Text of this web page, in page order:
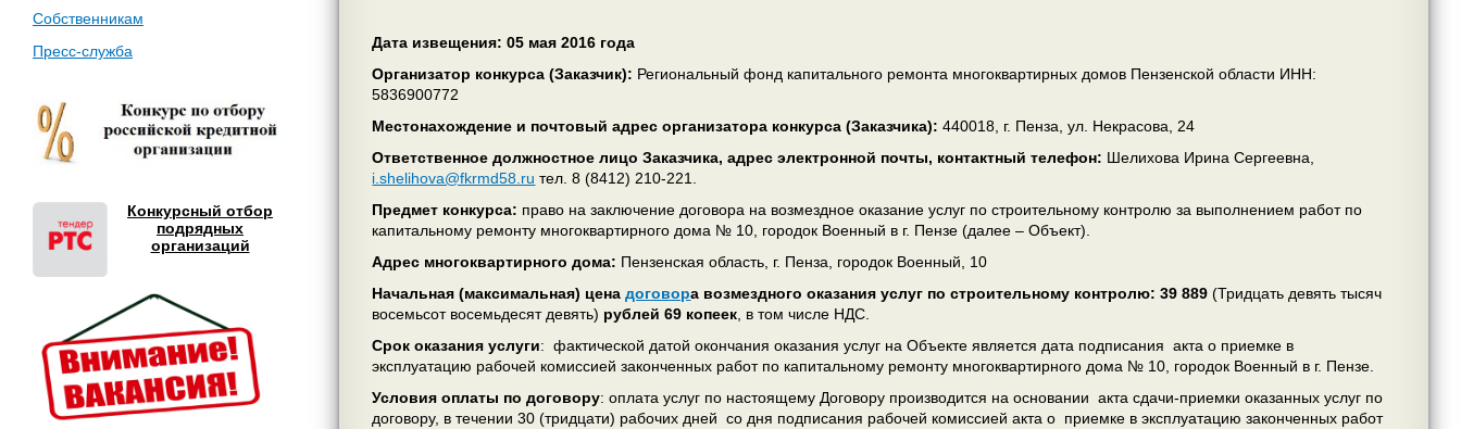
Собственникам
Пресс-служба
Конкурсный отбор
подрядных
организаций
Дата извещения: 05 мая 2016 года
Организатор конкурса (Заказчик): Региональный фонд капитального ремонта многоквартирных домов Пензенской области ИНН:
5836900772
Местонахождение и почтовый адрес организатора конкурса (Заказчика): 440018, г. Пенза, ул. Некрасова, 24
Ответственное должностное лицо Заказчика, адрес электронной почты, контактный телефон: Шелихова Ирина Сергеевна,
i.shelihova@fkrmd58.ru тел. 8 (8412) 210-221.
Предмет конкурса: право на заключение договора на возмездное оказание услуг по строительному контролю за выполнением работ по
капитальному ремонту многоквартирного дома № 10, городок Военный в г. Пензе (далее – Объект).
Адрес многоквартирного дома: Пензенская область, г. Пенза, городок Военный, 10
Начальная (максимальная) ценадоговора возмездного оказания услуг по строительному контролю: 39 889(Тридцать девять тысяч
восемьсот восемьдесят девять) рублей 69 копеек , в том числе НДС.
Срок оказания услуги: фактической датой окончания оказания услуг на Объекте является дата подписания акта о приемке в
эксплуатацию рабочей комиссией законченных работ по капитальному ремонту многоквартирного дома № 10, городок Военный в г. Пензе.
Условия оплаты по договору: оплата услуг по настоящему Договору производится на основании акта сдачи-приемки оказанных услуг по
договору, в течении 30 (тридцати) рабочих дней со дня подписания рабочей комиссией акта о приемке в эксплуатацию законченных работ